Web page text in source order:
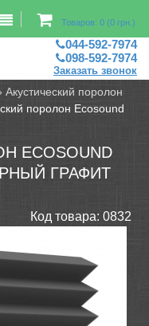
помещений
Товаров: 0 (0 грн.)
044-592-7974
098-592-7974
Заказать звонок
Акустический поролон
поролон Ecosound
ECOSOUND
ГРАФИТ
Код товара: 0832